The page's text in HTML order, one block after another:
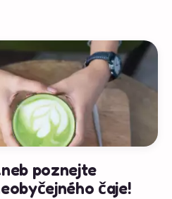
poznejte
čaje!